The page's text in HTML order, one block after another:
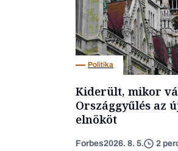
Politika
Kiderült, mikor
Országgyűlés az
elnököt
Forbes2026. 8. 5. 2